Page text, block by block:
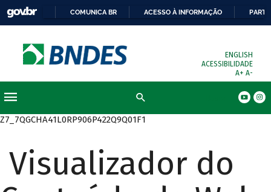
COMUNICA BR ACESSO À INFORMAÇÃO
ENGLISH
ACESSIBILIDADE
A+ A-
Z7_7QGCHA41L0RP906P422Q9Q01F1
Visualizador do